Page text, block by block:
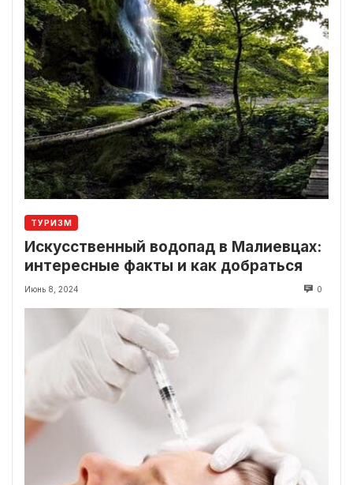
ТУРИЗМ
Искусственный водопад в Малиевцах:
интересные факты и как добраться
Июнь 8, 2024 0